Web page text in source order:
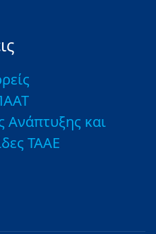
Ανάπτυξης και
ΤΑΑΕ